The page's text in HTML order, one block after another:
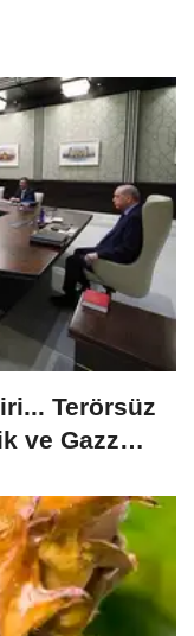
Terörsüz
ve Gazze